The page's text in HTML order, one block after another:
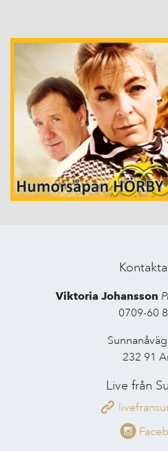
Viktoria Johansson
0709-60
232 91
Live från